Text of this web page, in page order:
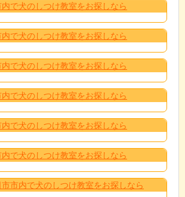
で犬のしつけ教室をお探しなら
内で犬のしつけ教室をお探しなら
で犬のしつけ教室をお探しなら
内で犬のしつけ教室をお探しなら
内で犬のしつけ教室をお探しなら
で犬のしつけ教室をお探しなら
市内で犬のしつけ教室をお探しなら